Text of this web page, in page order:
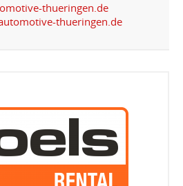
thueringen.de
thueringen.de